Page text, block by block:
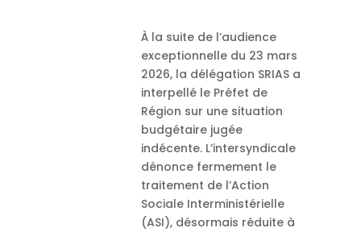
À la suite de l’audience
exceptionnelle du 23 mars
2026, la délégation SRIAS a
interpellé le Préfet de
Région sur une situation
budgétaire jugée
indécente. L’intersyndicale
dénonce fermement le
traitement de l’Action
Sociale Interministérielle
(ASI), désormais réduite à